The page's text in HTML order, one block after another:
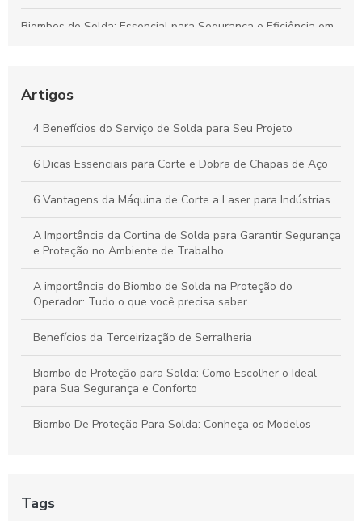
Biombos de Solda: Essencial para Segurança e Eficiência em
Otimizar Seus Projetos
Guia Essencial de Corte e Dobra de Chapas de Aço para
Potencializar Seus Projetos Industriais
Corte e Dobra de Chapas de Aço: Estratégias Essenciais para
Projetos de Sucesso
Artigos
4 Benefícios do Serviço de Solda para Seu Projeto
6 Dicas Essenciais para Corte e Dobra de Chapas de Aço
6 Vantagens da Máquina de Corte a Laser para Indústrias
A Importância da Cortina de Solda para Garantir Segurança
e Proteção no Ambiente de Trabalho
A importância do Biombo de Solda na Proteção do
Operador: Tudo o que você precisa saber
Benefícios da Terceirização de Serralheria
Biombo de Proteção para Solda: Como Escolher o Ideal
para Sua Segurança e Conforto
Biombo De Proteção Para Solda: Conheça os Modelos
Biombo de Proteção para Solda: Segurança e Praticidade
Tags